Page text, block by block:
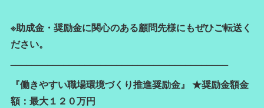
※助成金・奨励金に関心のある顧問先様にもぜひご転送く
ださい。
『働きやすい職場環境づくり推進奨励金』 ★奨励金額金
額：最大１２０万円